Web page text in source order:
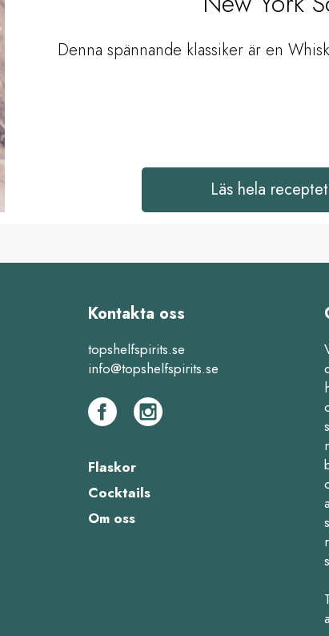
Denna spännande klassiker är en
Läs hela
Kontakta oss
topshelfspirits.se
info@topshelfspirits.se
Flaskor
Cocktails
Om oss